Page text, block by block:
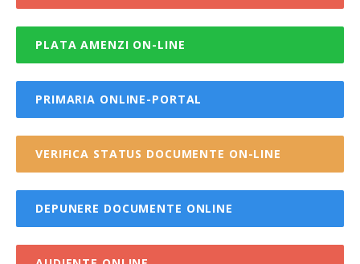
PLATA AMENZI ON-LINE
PRIMARIA ONLINE-PORTAL
VERIFICA STATUS DOCUMENTE ON-LINE
DEPUNERE DOCUMENTE ONLINE